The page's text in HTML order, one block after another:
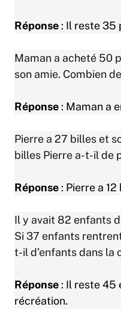
Réponse : Il reste 35
Maman a acheté 50
son amie. Combien
Réponse : Maman a
Pierre a 27 billes et
billes Pierre a-t-il de
Réponse : Pierre a
Il y avait 82 enfants
Si 37 enfants
t-il d’enfants dans la
Réponse : Il reste 45
récréation.